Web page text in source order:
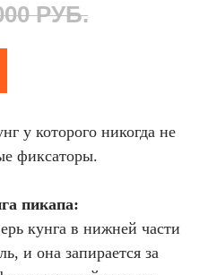
РУБ.
у которого никогда не
фиксаторы.
пикапа:
кунга в нижней части
и она запирается за